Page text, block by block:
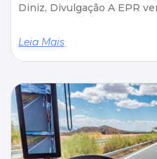
Diniz, Divulgação A EPR
Leia Mais